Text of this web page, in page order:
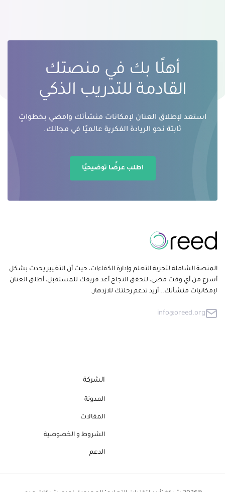
أهلًا بك في منصتك
القادمة للتدريب الذكي
استعد لإطلاق العنان لإمكانات منشأتك وامضي بخطواتٍ
ثابتة نحو الريادة الفكرية عالميًا في مجالك.
اطلب عرضًا توضيحيًا
المنصة الشاملة لتجربة التعلم وإدارة الكفاءات، حيث أن التغيير يحدث بشكل
أسرع من أي وقت مضى، لتحقق النجاح أعد فريقك للمستقبل، أطلق العنان
لإمكانيات منشأتك.. أريد تدعم رحلتك للازدهار.
info@oreed.org
الشركة
المدونة
المقالات
الشروط و الخصوصية
الدعم